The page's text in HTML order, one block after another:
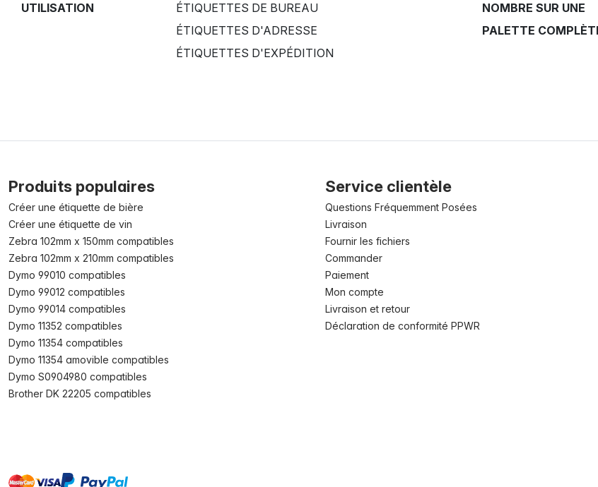
UTILISATION
ÉTIQUETTES DE BUREAU
ÉTIQUETTES D'ADRESSE
ÉTIQUETTES D'EXPÉDITION
NOMBRE SUR UNE
PALETTE
Produits populaires
Créer une étiquette de bière
Créer une étiquette de vin
Zebra 102mm x 150mm compatibles
Zebra 102mm x 210mm compatibles
Dymo 99010 compatibles
Dymo 99012 compatibles
Dymo 99014 compatibles
Dymo 11352 compatibles
Dymo 11354 compatibles
Dymo 11354 amovible compatibles
Dymo S0904980 compatibles
Brother DK 22205 compatibles
Service clientèle
Questions Fréquemment Posées
Livraison
Fournir les fichiers
Commander
Paiement
Mon compte
Livraison et retour
Déclaration de conformité PPWR
mastervisa paypal